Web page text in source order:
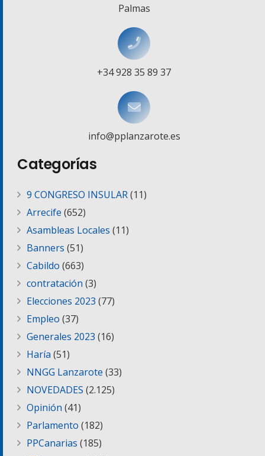
Palmas
+34 928 35 89 37
info@pplanzarote.es
Categorías
9 CONGRESO INSULAR(11)
Arrecife (652)
Asambleas Locales (11)
Banners (51)
Cabildo (663)
contratación (3)
Elecciones 2023 (77)
Empleo (37)
Generales 2023 (16)
Haría (51)
NNGG Lanzarote (33)
NOVEDADES (2.125)
Opinión (41)
Parlamento (182)
PPCanarias (185)